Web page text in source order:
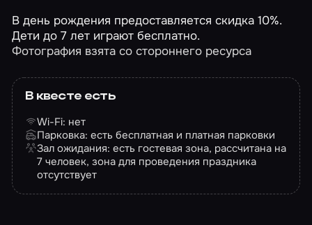
В день рождения предоставляется скидка 10%.
Дети до 7 лет играют бесплатно.
Фотография взята со стороннего ресурса
В квесте есть
Wi-Fi: нет
Парковка: есть бесплатная и платная парковки
Зал ожидания: есть гостевая зона, рассчитана на
7 человек, зона для проведения праздника
отсутствует